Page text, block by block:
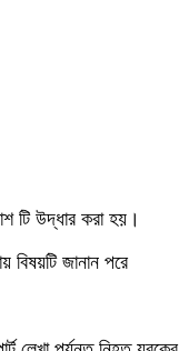
টি উদ্ধার করা হয়।
বিষয়টি জানান পরে